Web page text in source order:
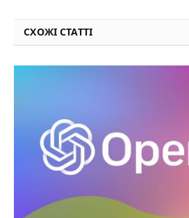
СХОЖІ СТАТТІ